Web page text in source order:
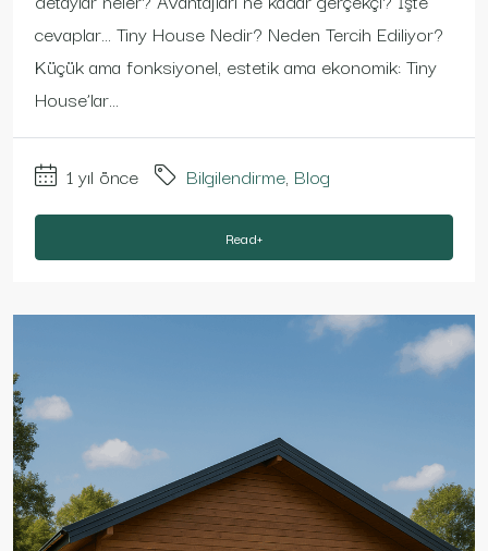
cevaplar… Tiny House Nedir? Neden Tercih Ediliyor?
Küçük ama fonksiyonel, estetik ama ekonomik: Tiny
House’lar...
1 yıl önce Bilgilendirme, Blog
Read+